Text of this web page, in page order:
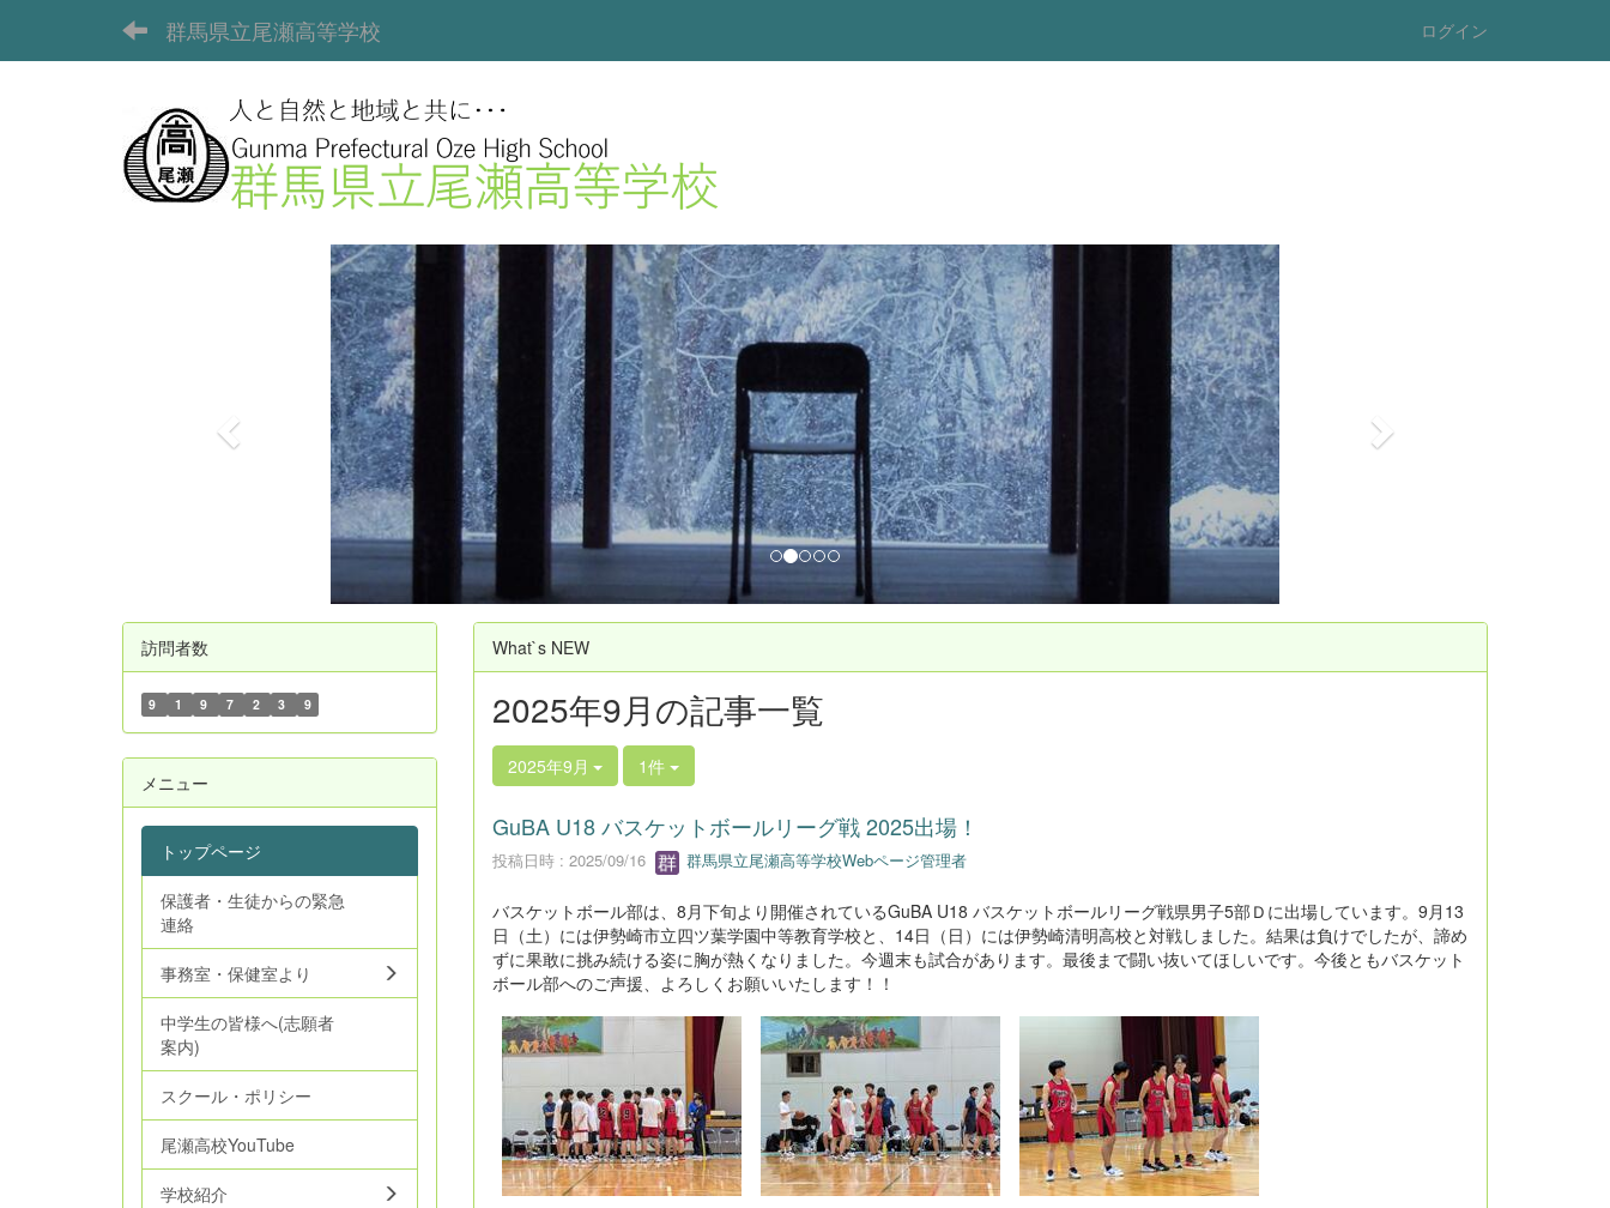
群馬県立尾瀬高等学校 ログイン
o
u
What`s NEW
2025年9月の記事一覧
2025年9月 1件
GuBA U18 バスケットボールリーグ戦 2025出場！
投稿日時 : 2025/09/16 群馬県立尾瀬高等学校Webページ管理者
バスケットボール部は、8月下旬より開催されているGuBA U18 バスケットボールリーグ戦県男子5部Ｄに出場しています。9月13
日（土）には伊勢崎市立四ツ葉学園中等教育学校と、14日（日）には伊勢崎清明高校と対戦しました。結果は負けでしたが、諦め
ずに果敢に挑み続ける姿に胸が熱くなりました。今週末も試合があります。最後まで闘い抜いてほしいです。今後ともバスケット
ボール部へのご声援、よろしくお願いいたします！！
訪問者数
9 1 9 7 2 3 9
メニュー
トップページ
保護者・生徒からの緊急
連絡
事務室・保健室より
中学生の皆様へ(志願者
案内)
スクール・ポリシー
尾瀬高校YouTube
学校紹介